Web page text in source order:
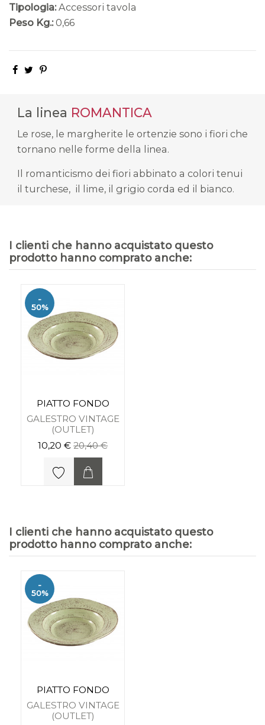
Tipologia: Accessori tavola
Peso Kg.: 0,66
La linea ROMANTICA
Le rose, le margherite le ortenzie sono i fiori che
tornano nelle forme della linea.
Il romanticismo dei fiori abbinato a colori tenui
il turchese, il lime, il grigio corda ed il bianco.
I clienti che hanno acquistato questo
prodotto hanno comprato anche:
-
50%
PIATTO FONDO
GALESTRO VINTAGE
(OUTLET)
10,20 €20,40 €
I clienti che hanno acquistato questo
prodotto hanno comprato anche:
-
50%
PIATTO FONDO
GALESTRO VINTAGE
(OUTLET)